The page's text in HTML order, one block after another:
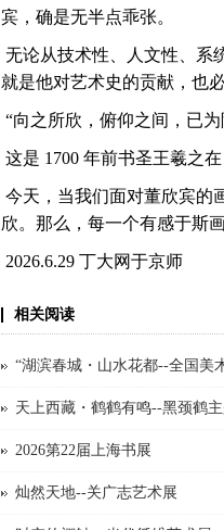
宾，确是无半点乖张。
无论从技术性、人文性、系
就是他对艺术史的贡献，也
“向之所欣，俯仰之间，已
这是 1700 年前书圣王羲之
今天，当我们面对董欣宾的
欣。那么，每一个有感于斯
2026.6.29 丁大网于京师
相关阅读
“湖滨春城・山水花都--全国美
天上西藏・鹤鹤有鸣--黑颈鹤
2026第22届上海书展
灿然天地--关广志艺术展